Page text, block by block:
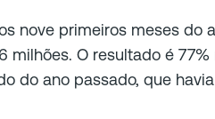
nove primeiros meses do
milhões. O resultado é
do ano passado, que